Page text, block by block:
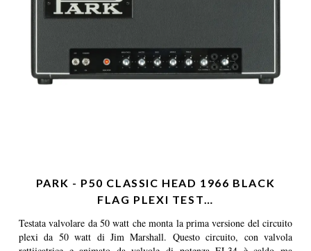
PARK - P50 CLASSIC HEAD 1966 BLACK
FLAG PLEXI TEST…
Testata valvolare da 50 watt che monta la prima versione del circuito
plexi da 50 watt di Jim Marshall. Questo circuito, con valvola